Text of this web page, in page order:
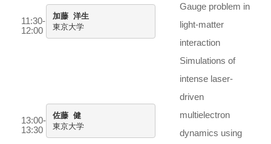
11:30-
12:00
加藤 洋生
東京大学
Gauge problem in
light-matter
interaction
13:00-
13:30
佐藤 健
東京大学
Simulations of
intense laser-
driven
multielectron
dynamics using